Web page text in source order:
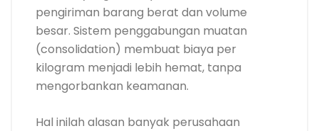
pengiriman barang berat dan volume
besar. Sistem penggabungan muatan
(consolidation) membuat biaya per
kilogram menjadi lebih hemat, tanpa
mengorbankan keamanan.
Hal inilah alasan banyak perusahaan